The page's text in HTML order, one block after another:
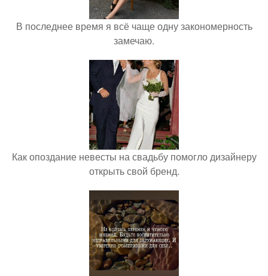
В последнее время я всё чаще одну закономерность
замечаю.
Как опоздание невесты на свадьбу помогло дизайнеру
открыть свой бренд.